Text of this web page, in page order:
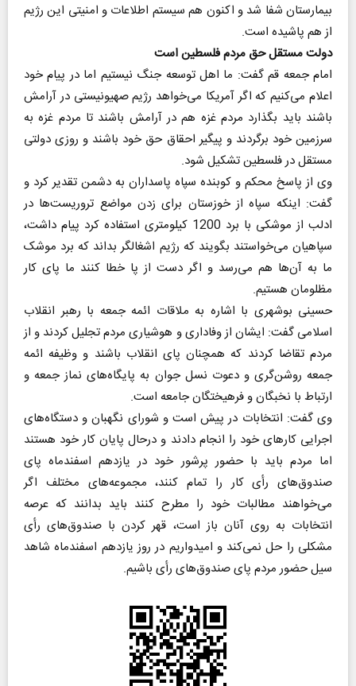
بیمارستان شفا شد و اکنون هم سیستم اطلاعات و امنیتی این رژیم
از هم پاشیده است.
دولت مستقل حق مردم فلسطین است
امام جمعه قم گفت: ما اهل توسعه جنگ نیستیم اما در پیام خود
اعلام می‌کنیم که اگر آمریکا می‌خواهد رژیم صهیونیستی در آرامش
باشند باید بگذارد مردم غزه هم در آرامش باشند تا مردم غزه به
سرزمین خود برگردند و پیگیر احقاق حق خود باشند و روزی دولتی
مستقل در فلسطین تشکیل شود.
وی از پاسخ محکم و کوبنده سپاه پاسداران به دشمن تقدیر کرد و
گفت: اینکه سپاه از خوزستان برای زدن مواضع تروریست‌ها در
ادلب از موشکی با برد 1200 کیلومتری استفاده کرد پیام داشت،
سپاهیان می‌خواستند بگویند که رژیم اشغالگر بداند که برد موشک
ما به آن‌ها هم می‌رسد و اگر دست از پا خطا کنند ما پای کار
مظلومان هستیم.
حسینی بوشهری با اشاره به ملاقات ائمه جمعه با رهبر انقلاب
اسلامی گفت: ایشان از وفاداری و هوشیاری مردم تجلیل کردند و از
مردم تقاضا کردند که همچنان پای انقلاب باشند و وظیفه ائمه
جمعه روشن‌گری و دعوت نسل جوان به پایگاه‌های نماز جمعه و
ارتباط با نخبگان و فرهیختگان جامعه است.
وی گفت: انتخابات در پیش است و شورای نگهبان و دستگاه‌های
اجرایی کارهای خود را انجام دادند و درحال پایان کار خود هستند
اما مردم باید با حضور پرشور خود در یازدهم اسفندماه پای
صندوق‌های رأی کار را تمام کنند، مجموعه‌های مختلف اگر
می‌خواهند مطالبات خود را مطرح کنند باید بدانند که عرصه
انتخابات به روی آنان باز است، قهر کردن با صندوق‌های رأی
مشکلی را حل نمی‌کند و امیدواریم در روز یازدهم اسفندماه شاهد
سیل حضور مردم پای صندوق‌های رأی باشیم.